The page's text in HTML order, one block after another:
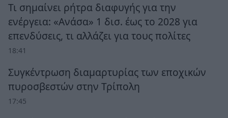
Τι σημαίνει ρήτρα διαφυγής για την
ενέργεια: «Ανάσα» 1 δισ. έως το 2028 για
επενδύσεις, τι αλλάζει για τους πολίτες
18:41
Συγκέντρωση διαμαρτυρίας των εποχικών
πυροσβεστών στην Τρίπολη
17:45